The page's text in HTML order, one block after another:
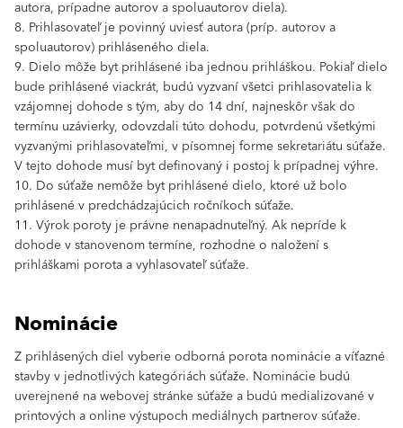
autora, prípadne autorov a spoluautorov diela).
8. Prihlasovateľ je povinný uviesť autora (príp. autorov a
spoluautorov) prihláseného diela.
9. Dielo môže byt prihlásené iba jednou prihláškou. Pokiaľ dielo
bude prihlásené viackrát, budú vyzvaní všetci prihlasovatelia k
vzájomnej dohode s tým, aby do 14 dní, najneskôr však do
termínu uzávierky, odovzdali túto dohodu, potvrdenú všetkými
vyzvanými prihlasovateľmi, v písomnej forme sekretariátu súťaže.
V tejto dohode musí byt definovaný i postoj k prípadnej výhre.
10. Do súťaže nemôže byt prihlásené dielo, ktoré už bolo
prihlásené v predchádzajúcich ročníkoch súťaže.
11. Výrok poroty je právne nenapadnuteľný. Ak nepríde k
dohode v stanovenom termíne, rozhodne o naložení s
prihláškami porota a vyhlasovateľ súťaže.
Nominácie
Z prihlásených diel vyberie odborná porota nominácie a víťazné
stavby v jednotlivých kategóriách súťaže. Nominácie budú
uverejnené na webovej stránke súťaže a budú medializované v
printových a online výstupoch mediálnych partnerov súťaže.